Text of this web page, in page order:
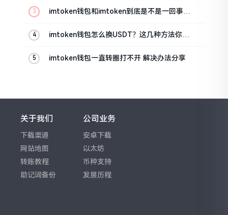
imtoken钱包和imtoken到底是不是一回事？
imtoken钱包怎么换USDT？这几种方法你得
imtoken钱包一直转圈打不开 解决办法分享
关于我们
下载渠道
网站地图
转账教程
助记词备份
公司业务
安卓下载
以太坊
币种支持
发展历程